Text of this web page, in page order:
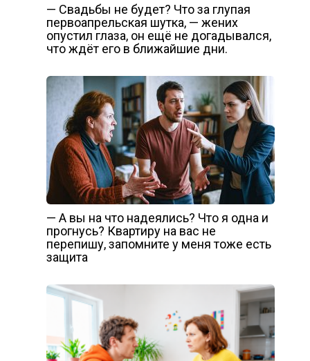
— Свадьбы не будет? Что за глупая
первоапрельская шутка, — жених
опустил глаза, он ещё не догадывался,
что ждёт его в ближайшие дни.
— А вы на что надеялись? Что я одна и
прогнусь? Квартиру на вас не
перепишу, запомните у меня тоже есть
защита